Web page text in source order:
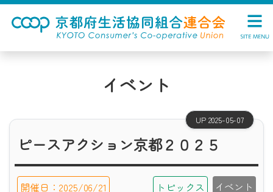
イベント
ピースアクション京都２０２５
UP 2025-05-07
開催日：2025/06/21 イベント
トピックス